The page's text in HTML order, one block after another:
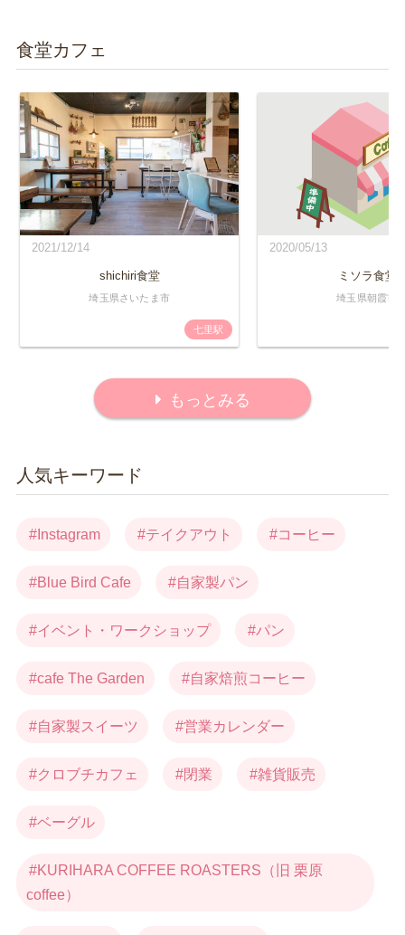
食堂カフェ
2021/12/14
shichiri食堂
埼玉県さいたま市
七里駅
2020/05/13
ミソラ食堂
埼玉県朝霞市
もっとみる
人気キーワード
Instagram テイクアウト コーヒー
Blue Bird Cafe 自家製パン
イベント・ワークショップ パン
cafe The Garden 自家焙煎コーヒー
自家製スイーツ 営業カレンダー
クロブチカフェ 閉業 雑貨販売
ベーグル
KURIHARA COFFEE ROASTERS（旧 栗原
coffee）